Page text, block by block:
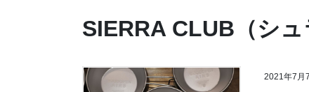
SIERRA CLUB（シュ
2021年7月